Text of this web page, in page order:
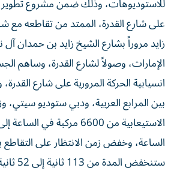
على شارع القدرة، الممتد من تقاطعه مع
زايد مروراً بشارع الشيخ زايد بن حمدان
الإمارات، وصولاً لشارع القدرة، وساهم
انسيابية الحركة المرورية على شارع
بين المرابع العربية، ودبي ستوديو سيتي،
ستنخفض المدة من 113 ثانية إلى 52 ثانية.